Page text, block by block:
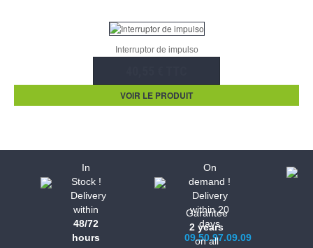
Interruptor de impulso
VOIR LE PRODUIT
In
Stock !
Delivery
within
48/72
hours
On
demand !
Delivery
within 20
days
09.50.97.09.09
Garantee
2 years
on all